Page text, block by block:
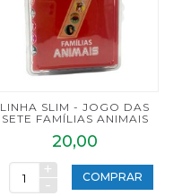
LINHA SLIM - JOGO DAS
SETE FAMÍLIAS ANIMAIS
20,00
+
-
COMPRAR